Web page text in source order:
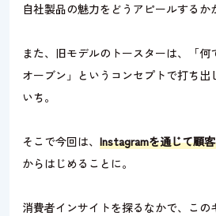
自社製品の魅力をどうアピールするか
また、旧モデルのトースターは、「
オーブン」というコンセプトで打ち出
いち。
そこで今回は、 Instagramを通じて顧
からはじめることに。
消費者インサイトを探るなかで、この